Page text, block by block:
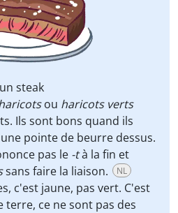
un steak
ou haricots verts
Ils sont bons quand ils
pointe de beurre dessus.
pas le -tà la fin et
sans faire la liaison. NL
c'est jaune, pas vert. C'est
terre, ce ne sont pas des